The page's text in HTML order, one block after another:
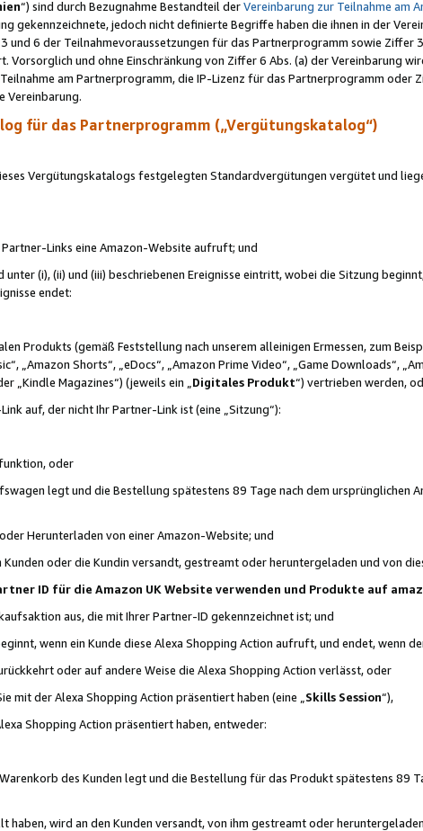
“) sind durch Bezugnahme Bestandteil derVereinbarung zur Teilnahme am
gekennzeichnete, jedoch nicht definierte Begriffe haben die ihnen in der
und 6 der Teilnahmevoraussetzungen für das Partnerprogramm sowie Ziffer
und ohne Einschränkung von Ziffer 6 Abs. (a) der Vereinbarung
am Partnerprogramm, die IP-Lizenz für das Partnerprogramm oder
Vereinbarung.
für das Partnerprogramm („Vergütungskatalog“)
Vergütungskatalogs festgelegten Standardvergütungen vergütet und
Links eine Amazon-Website aufruft; und
(i), (ii) und (iii) beschriebenen Ereignisse eintritt, wobei die Sitzung
endet:
Produkts (gemäß Feststellung nach unserem alleinigen Ermessen, zum
„Amazon Shorts“, „eDocs“, „Amazon Prime Video“, „Game Downloads“,
„Kindle Magazines“) (jeweils ein „ Digitales Produkt“) vertrieben werden,
auf, der nicht Ihr Partner-Link ist (eine „Sitzung“):
oder
legt und die Bestellung spätestens 89 Tage nach dem ursprünglichen
Herunterladen von einer Amazon-Website; und
oder die Kundin versandt, gestreamt oder heruntergeladen und von
ID für die Amazon UK Website verwenden und Produkte auf
aus, die mit Ihrer Partner-ID gekennzeichnet ist; und
wenn ein Kunde diese Alexa Shopping Action aufruft, und endet, wenn
oder auf andere Weise die Alexa Shopping Action verlässt, oder
der Alexa Shopping Action präsentiert haben (eine „ Skills Session“),
Shopping Action präsentiert haben, entweder:
des Kunden legt und die Bestellung für das Produkt spätestens 89
wird an den Kunden versandt, von ihm gestreamt oder